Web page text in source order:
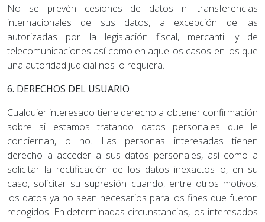
No se prevén cesiones de datos ni transferencias
internacionales de sus datos, a excepción de las
autorizadas por la legislación fiscal, mercantil y de
telecomunicaciones así como en aquellos casos en los que
una autoridad judicial nos lo requiera.
6. DERECHOS DEL USUARIO
Cualquier interesado tiene derecho a obtener confirmación
sobre si estamos tratando datos personales que le
conciernan, o no. Las personas interesadas tienen
derecho a acceder a sus datos personales, así como a
solicitar la rectificación de los datos inexactos o, en su
caso, solicitar su supresión cuando, entre otros motivos,
los datos ya no sean necesarios para los fines que fueron
recogidos. En determinadas circunstancias, los interesados